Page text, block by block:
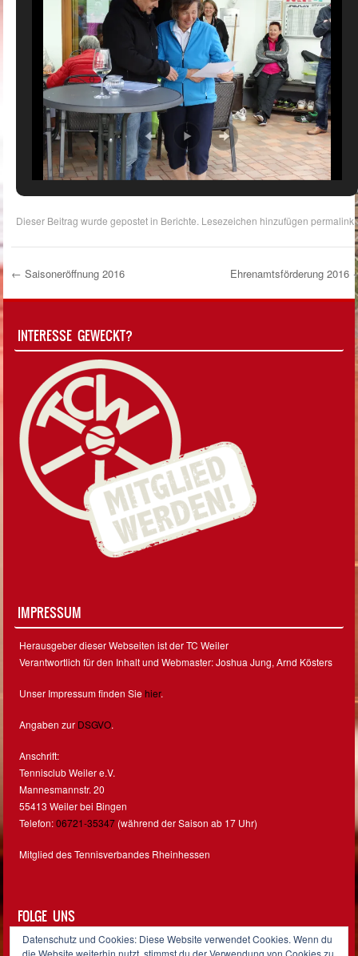
Dieser Beitrag wurde gepostet in Berichte . Lesezeichen hinzufügenpermalink.
Post Navigation
← Saisoneröffnung 2016 Ehrenamtsförderung 2016
INTERESSE GEWECKT?
IMPRESSUM
Herausgeber dieser Webseiten ist der TC Weiler
Verantwortlich für den Inhalt und Webmaster: Joshua Jung, Arnd Kösters
Unser Impressum finden Siehier.
Angaben zur DSGVO.
Anschrift:
Tennisclub Weiler e.V.
Mannesmannstr. 20
55413 Weiler bei Bingen
Telefon:06721-35347 (während der Saison ab 17 Uhr)
Mitglied des Tennisverbandes Rheinhessen
FOLGE UNS
FacebookInstagram
Datenschutz und Cookies: Diese Website verwendet Cookies. Wenn du
die Website weiterhin nutzt, stimmst du der Verwendung von Cookies zu.